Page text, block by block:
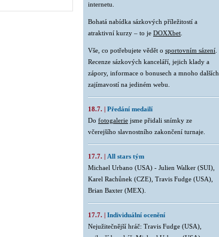
internetu.
Bohatá nabídka sázkových příležitostí a
atraktivní kurzy – to je DOXXbet
Vše, co potřebujete vědět o sportovním sázení
Recenze sázkových kanceláří, jejich klady a
zápory, informace o bonusech a mnoho dalších
zajímavostí na jediném webu.
18.7. | Předání medailí
Do fotogalerie jsme přidali snímky ze
včerejšího slavnostního zakončení turnaje.
17.7. | All stars tým
Michael Urbano (USA) - Julien Walker (SUI),
Karel Rachůnek (CZE), Travis Fudge (USA),
Brian Baxter (MEX).
17.7. | Individuální ocenění
Nejužitečnější hráč: Travis Fudge (USA),